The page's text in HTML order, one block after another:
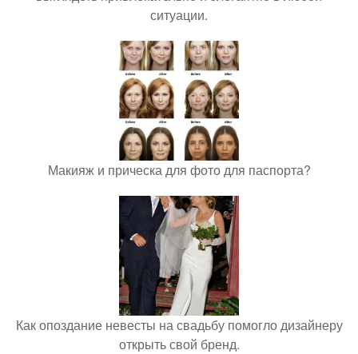
ситуации.
Макияж и прическа для фото для паспорта?
Как опоздание невесты на свадьбу помогло дизайнеру
открыть свой бренд.